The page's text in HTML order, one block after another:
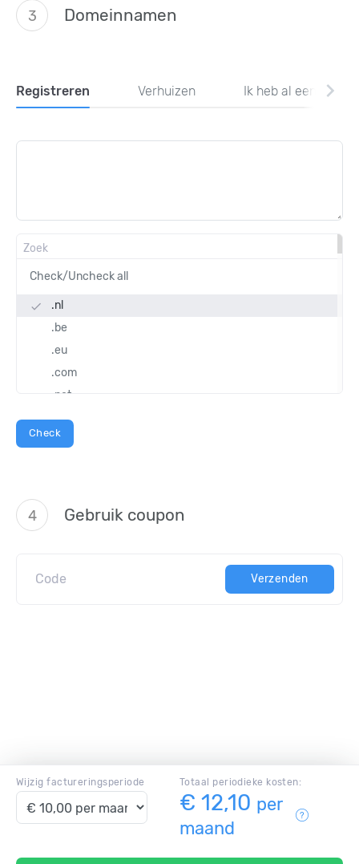
3 Domeinnamen
Registreren Verhuizen Ik heb al een chevron_right
chevron_right
Check/Uncheck all
done
.nl
.be
.eu
.com
.net
.shop
.store
.xyz
.email
.company
.dk
4 Gebruik coupon
Verzenden
Wijzig factureringsperiode Totaal periodieke kosten:
€ 12,10 per
maand